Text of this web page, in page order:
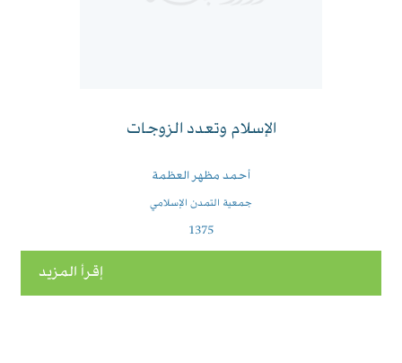
الإسلام وتعدد الزوجات
أحمد مظهر العظمة
جمعية التمدن الإسلامي
1375
إقرأ المزيد